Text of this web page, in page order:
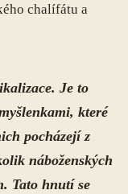
chalífátu a
Je to
které
pocházejí z
náboženských
Tato hnutí se